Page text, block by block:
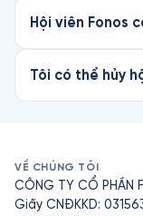
Hội viên Fonos
Tôi có thể hủy
VỀ CHÚNG TÔI
CÔNG TY CỔ PHẦN
Giấy CNĐKKD: